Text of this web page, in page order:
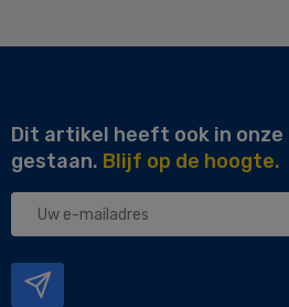
Dit artikel heeft ook in
gestaan. Blijf op de hoogte.
Uw